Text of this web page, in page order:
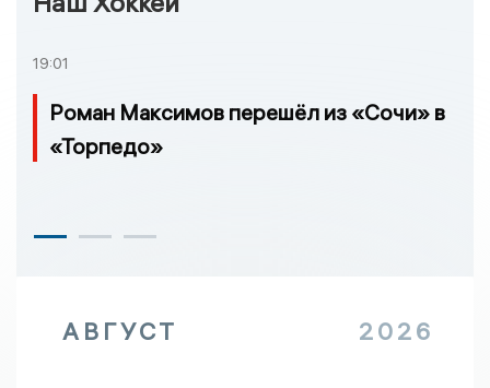
19:01
Роман Максимов перешёл из «Сочи» в
«Торпедо»
АВГУСТ 2026